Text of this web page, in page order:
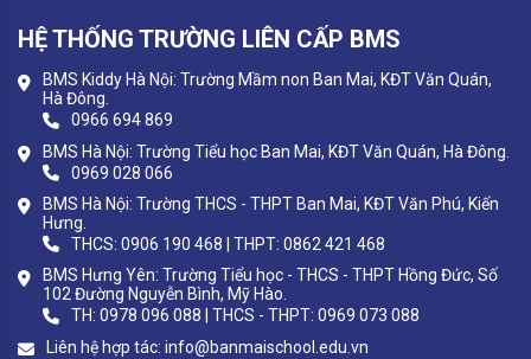
HỆ THỐNG TRƯỜNG LIÊN CẤP BMS
BMS Kiddy Hà Nội: Trường Mầm non Ban Mai, KĐT Văn Quán,
Hà Đông.
0966 694 869
BMS Hà Nội: Trường Tiểu học Ban Mai, KĐT Văn Quán, Hà Đông.
0969 028 066
BMS Hà Nội: Trường THCS - THPT Ban Mai, KĐT Văn Phú, Kiến
Hưng.
THCS: 0906 190 468 | THPT: 0862 421 468
BMS Hưng Yên: Trường Tiểu học - THCS - THPT Hồng Đức, Số
102 Đường Nguyễn Bình, Mỹ Hào.
TH: 0978 096 088 | THCS - THPT: 0969 073 088
Liên hệ hợp tác: info@banmaischool.edu.vn